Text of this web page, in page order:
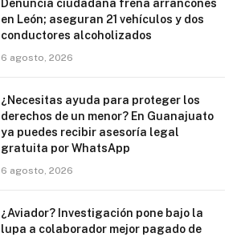
Denuncia ciudadana frena arrancones
en León; aseguran 21 vehículos y dos
conductores alcoholizados
6 agosto, 2026
¿Necesitas ayuda para proteger los
derechos de un menor? En Guanajuato
ya puedes recibir asesoría legal
gratuita por WhatsApp
6 agosto, 2026
¿Aviador? Investigación pone bajo la
lupa a colaborador mejor pagado de